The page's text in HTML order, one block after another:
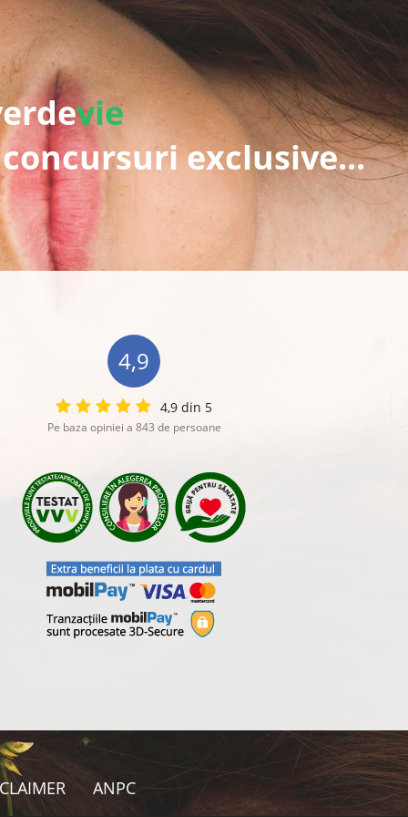
vie
exclusive...
4,9
4,9 din 5
Pe baza opiniei a 843 de persoane
ANPC